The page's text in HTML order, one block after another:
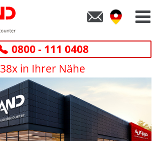
0800 - 111 0408
38x in Ihrer Nähe